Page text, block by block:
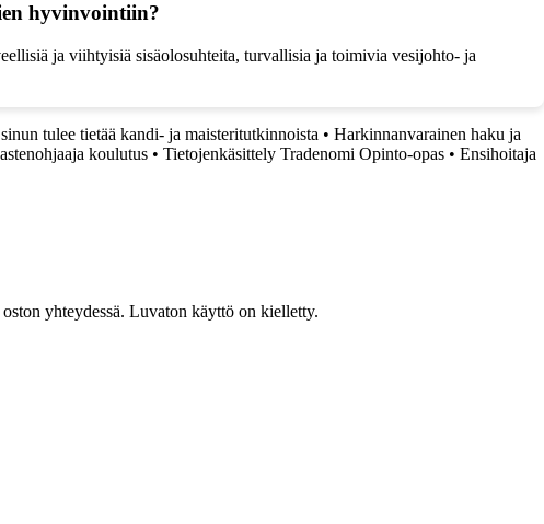
hyvinvointiin?
ja viihtyisiä sisäolosuhteita, turvallisia ja toimivia vesijohto- ja
tulee tietää kandi- ja maisteritutkinnoista • Harkinnanvarainen haku ja
koulutus • Tietojenkäsittely Tradenomi Opinto-opas • Ensihoitaja
yhteydessä. Luvaton käyttö on kielletty.